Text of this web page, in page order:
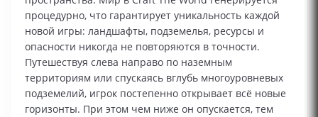
процедурно, что гарантирует уникальность каждой
новой игры: ландшафты, подземелья, ресурсы и
опасности никогда не повторяются в точности.
Путешествуя слева направо по наземным
территориям или спускаясь вглубь многоуровневых
подземелий, игрок постепенно открывает всё новые
горизонты. При этом чем ниже он опускается, тем